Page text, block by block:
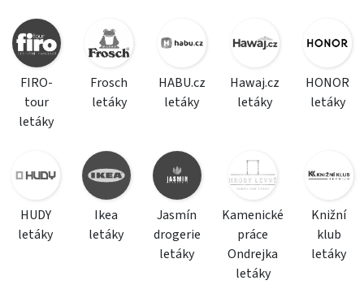
FIRO-
tour
letáky
Frosch
letáky
HABU.cz
letáky
Hawaj.cz
letáky
HONOR
letáky
HUDY
letáky
Ikea
letáky
Jasmín
drogerie
letáky
Kamenické
práce
Ondrejka
letáky
Knižní
klub
letáky